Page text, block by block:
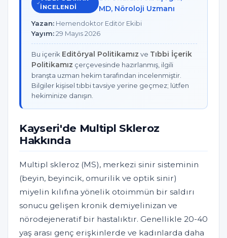
INCELENDI
MD, Nöroloji Uzmanı
Yazan: Hemendoktor Editör Ekibi
Yayım:29 Mayıs 2026
Bu içerik Editöryal Politikamız ve Tıbbi İçerik
Politikamız çerçevesinde hazırlanmış, ilgili
branşta uzman hekim tarafından incelenmiştir.
Bilgiler kişisel tıbbi tavsiye yerine geçmez; lütfen
hekiminize danışın.
Kayseri'de Multipl Skleroz
Hakkında
Multipl skleroz (MS), merkezi sinir sisteminin
(beyin, beyincik, omurilik ve optik sinir)
miyelin kılıfına yönelik otoimmün bir saldırı
sonucu gelişen kronik demiyelinizan ve
nörodejeneratif bir hastalıktır. Genellikle 20-40
yaş arası genç erişkinlerde ve kadınlarda daha